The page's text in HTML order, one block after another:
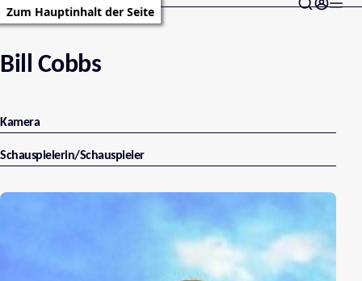
Zum Hauptinhalt der Seite
Bill Cobbs
Kamera
Schauspielerin/Schauspieler